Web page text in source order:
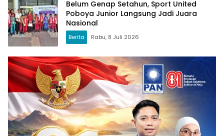
Belum Genap Setahun, Sport United
Poboya Junior Langsung Jadi Juara
Nasional
Berita Rabu, 8 Juli 2026